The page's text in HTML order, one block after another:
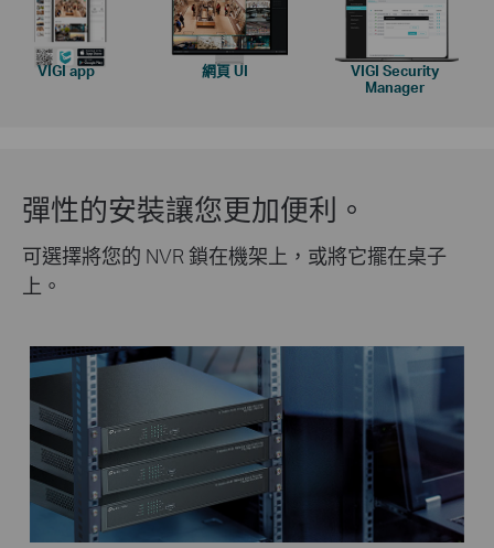
VIGI app 網頁 UI
VIGI Security
Manager
彈性的安裝讓您更加便利。
可選擇將您的 NVR 鎖在機架上，或將它擺在桌子
上。